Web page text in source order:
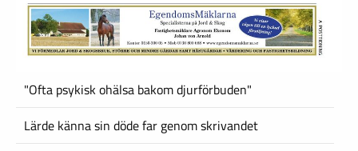
"Ofta psykisk ohälsa bakom djurförbuden"
Lärde känna sin döde far genom skrivandet